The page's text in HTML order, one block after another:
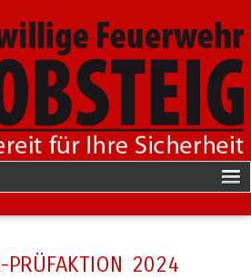
PRÜFAKTION 2024